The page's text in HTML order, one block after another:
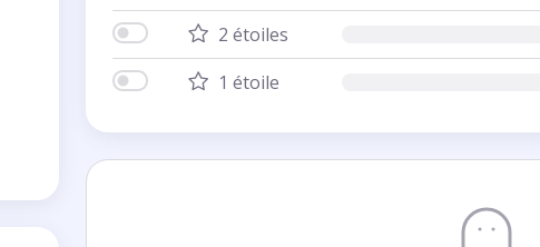
2 étoiles
1 étoile